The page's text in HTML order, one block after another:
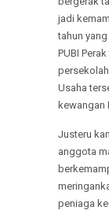
jadi
tahun
PUBI
Usaha
kewangan
Justeru
anggota
peniaga